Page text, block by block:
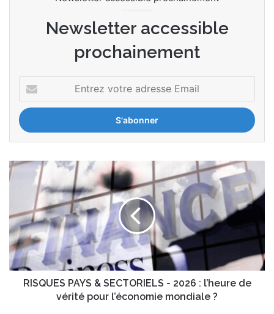
Newsletter accessible
prochainement
votre
adresse
Email
RISQUES
PAYS
SECTORIELS
-
2026
:
l’heure
de
véritéRISQUES PAYS & SECTORIELS - 2026 : l’heure de
vérité pour l’économie mondiale ?